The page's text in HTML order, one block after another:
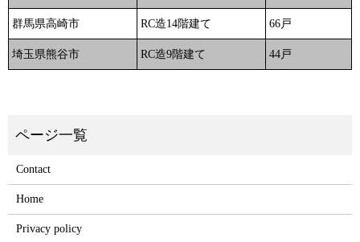
群馬県高崎市 RC造14階建て 66戸
埼玉県熊谷市 RC造9階建て 44戸
Contact
Home
Privacy policy